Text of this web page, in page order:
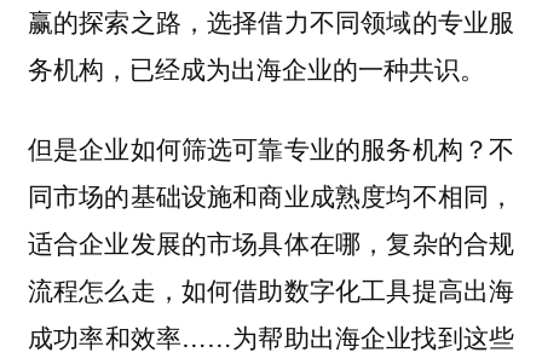
赢的探索之路，选择借力不同领域的专业服
务机构，已经成为出海企业的一种共识。
但是企业如何筛选可靠专业的服务机构？不
同市场的基础设施和商业成熟度均不相同，
适合企业发展的市场具体在哪，复杂的合规
流程怎么走，如何借助数字化工具提高出海
成功率和效率……为帮助出海企业找到这些